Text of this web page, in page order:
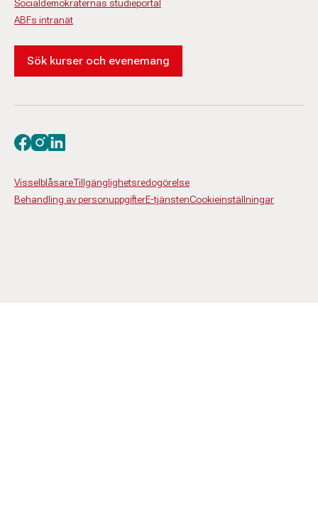
Socialdemokraternas studieportal
ABFs intranät
Sök kurser och evenemang
VisselblåsareTillgänglighetsredogörelse
Behandling av personuppgifterE-tjänstenCookieinställningar
Besök oss på facebook
Besök oss på instagram
Besök oss på linkedin